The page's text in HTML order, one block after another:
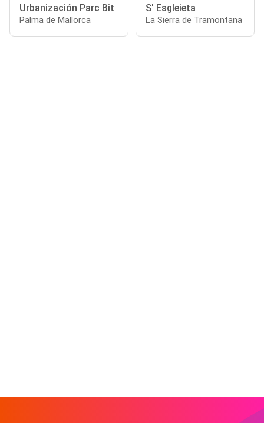
Urbanización Parc Bit
Palma de Mallorca
S' Esgleieta
La Sierra de Tramontana